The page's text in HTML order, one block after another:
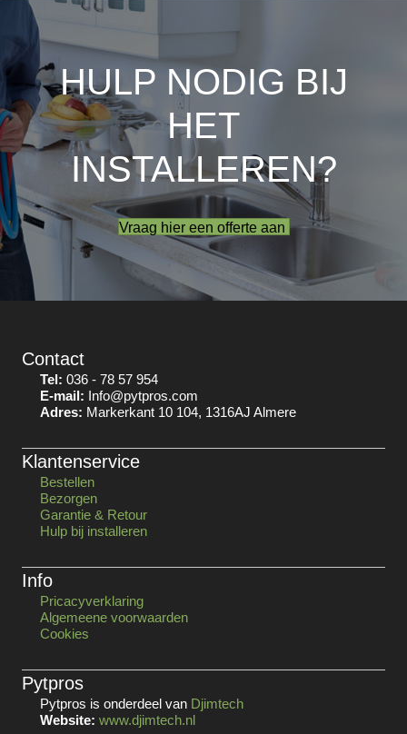
HULP NODIG BIJ
HET
INSTALLEREN?
Vraag hier een offerte aan
Contact
Tel: 036 - 78 57 954
E-mail: Info@pytpros.com
Adres: Markerkant 10 104, 1316AJ Almere
Klantenservice
Bestellen
Bezorgen
Garantie & Retour
Hulp bij installeren
Info
Pricacyverklaring
Algemeene voorwaarden
Cookies
Pytpros
Pytpros is onderdeel van Djimtech
Website: www.djimtech.nl